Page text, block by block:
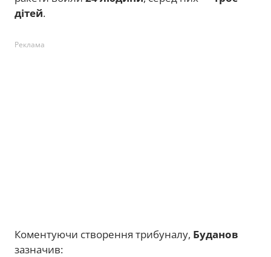
дітей.
Реклама
Коментуючи створення трибуналу, Буданов
зазначив: